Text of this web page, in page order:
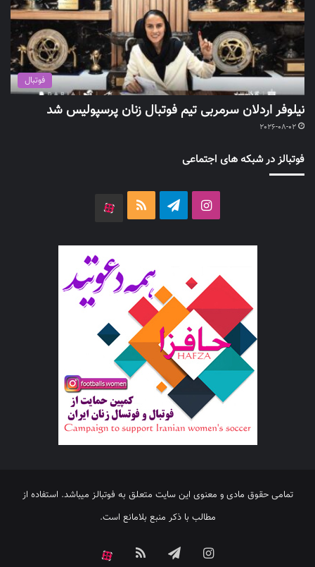
فوتبال
نیلوفر اردلان سرمربی تیم فوتبال زنان پرسپولیس شد
2026-08-02
فوتبالز در شبکه های اجتماعی
اینستاگرامتلگرام خوراک
تمامی حقوق مادی و معنوی این سایت متعلق به فوتبالز میباشد. استفاده از
مطالب با ذکر منبع بلامانع است.
اینستاگرامتلگرام خوراک